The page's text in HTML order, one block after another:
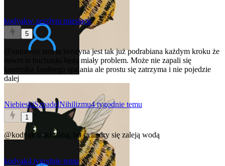
kodyakw zeszłym miesiącu
5
@xniorvox
tam ta benzyna jest tak już podrabiana każdym kroku że
nawet te buchanki będą miały problem. Może nie zapali się
kontrolka fatalnego spalania ale prostu się zatrzyma i nie pojedzie
dalej
NiebieskiSzpadelNihilizmu4 tygodnie temu
1
@kodyaktłoki staną, bo cylindry się zaleją wodą
kodyak4 tygodnie temu